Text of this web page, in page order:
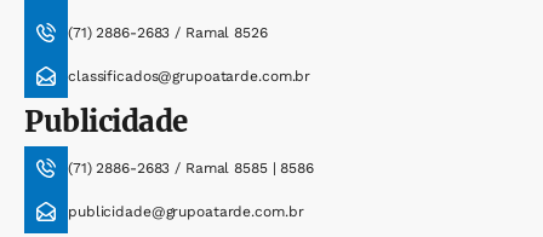
(71) 2886-2683 / Ramal 8526
classificados@grupoatarde.com.br
Publicidade
(71) 2886-2683 / Ramal 8585 | 8586
publicidade@grupoatarde.com.br